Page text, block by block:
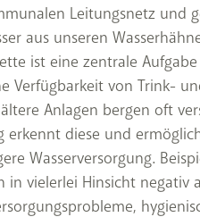
Leitungsnetz und
aus unseren
ist eine zentrale
Verfügbarkeit von Trink-
Anlagen bergen oft
erkennt diese und
Wasserversorgung.
in vielerlei Hinsicht negativ